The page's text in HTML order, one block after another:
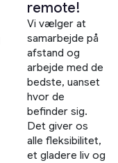
remote!
Vi vælger at
samarbejde på
afstand og
arbejde med de
bedste, uanset
hvor de
befinder sig.
Det giver os
alle fleksibilitet,
et gladere liv og